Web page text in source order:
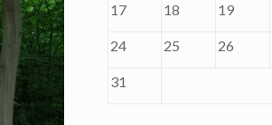
17 18 19
24 25 26
31